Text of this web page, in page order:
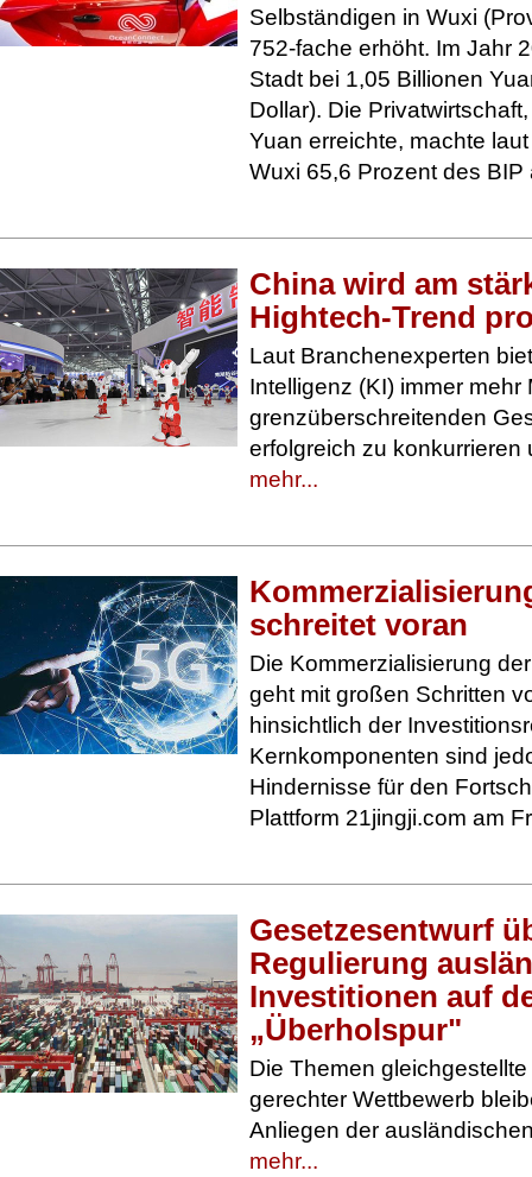
Selbständigen in Wuxi
752-fache erhöht. Im Jahr
Stadt bei 1,05 Billionen
Dollar). Die
Yuan erreichte, machte
Wuxi 65,6 Prozent des
China wird am
Hightech-Trend
Laut Branchenexperten
Intelligenz (KI) immer mehr
grenzüberschreitenden
erfolgreich zu konkurrieren
mehr...
schreitet voran
Die Kommerzialisierung
geht mit großen Schritten
hinsichtlich der
Kernkomponenten sind
Hindernisse für den
Plattform 21jingji.com am
Gesetzesentwurf
Regulierung
Investitionen auf
„Überholspur"
Die Themen
gerechter Wettbewerb
Anliegen der
mehr...